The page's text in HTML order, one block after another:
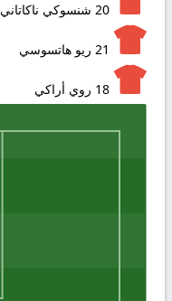
20 شنسوكي ناكاتاني
21 ريو هاتسوسي
18 روي أراكي